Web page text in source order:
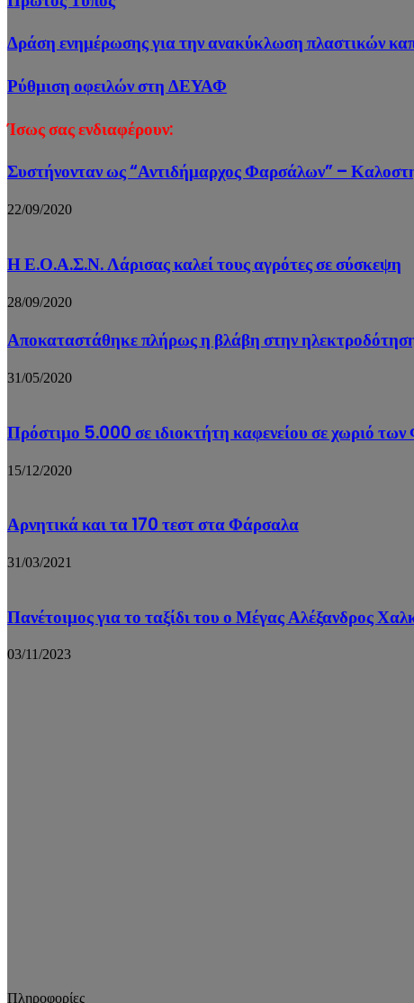
Δράση ενημέρωσης για την ανακύκλωση πλαστικών
Ρύθμιση οφειλών στη ΔΕΥΑΦ
Ίσως σας ενδιαφέρουν:
Συστήνονταν ως “Αντιδήμαρχος Φαρσάλων” –
22/09/2020
Η Ε.Ο.Α.Σ.Ν. Λάρισας καλεί τους αγρότες σε σύσκεψη
28/09/2020
Αποκαταστάθηκε πλήρως η βλάβη στην
31/05/2020
Πρόστιμο 5.000 σε ιδιοκτήτη καφενείου σε χωριό
15/12/2020
Αρνητικά και τα 170 τεστ στα Φάρσαλα
31/03/2021
Πανέτοιμος για το ταξίδι του ο Μέγας Αλέξανδρος
03/11/2023
Πληροφορίες